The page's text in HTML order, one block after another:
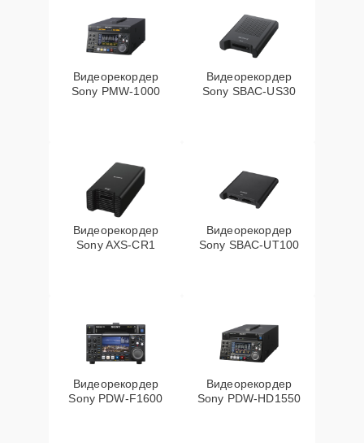
Видеорекордер
Sony PMW-1000
Видеорекордер
Sony SBAC-US30
Видеорекордер
Sony AXS-CR1
Видеорекордер
Sony SBAC-UT100
Видеорекордер
Sony PDW-F1600
Видеорекордер
Sony PDW-HD1550